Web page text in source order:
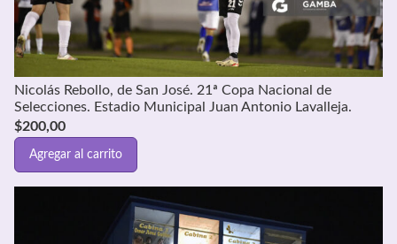
Nicolás Rebollo, de San José. 21ª Copa Nacional de
Selecciones. Estadio Municipal Juan Antonio Lavalleja.
$200,00
Agregar al carrito